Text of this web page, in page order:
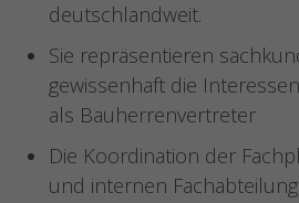
deutschlandweit.
Sie repräsentieren
gewissenhaft die
als Bauherrenvertreter
Die Koordination der
und internen